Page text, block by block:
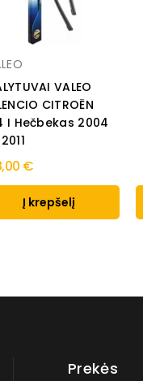
VALEO
CITROËN
I Hečbekas 2004
€
Į krepšelį
Prekės